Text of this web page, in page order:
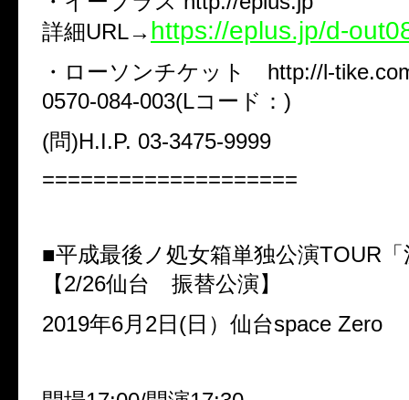
詳細URL→ https://eplus.jp/d-
・ローソンチケット http://l-
0570-084-003(Lコード：)
(問)H.I.P. 03-3475-9999
====================
■平成最後ノ処女箱単独公演TOUR
【2/26仙台 振替公演】
2019年6月2日(日）仙台space Zero